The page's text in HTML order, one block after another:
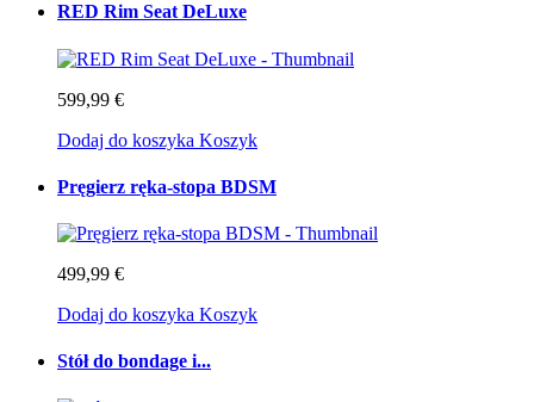
RED Rim Seat DeLuxe
599,99 €
Dodaj do koszyka Koszyk
Pręgierz ręka-stopa BDSM
499,99 €
Dodaj do koszyka Koszyk
Stół do bondage i...